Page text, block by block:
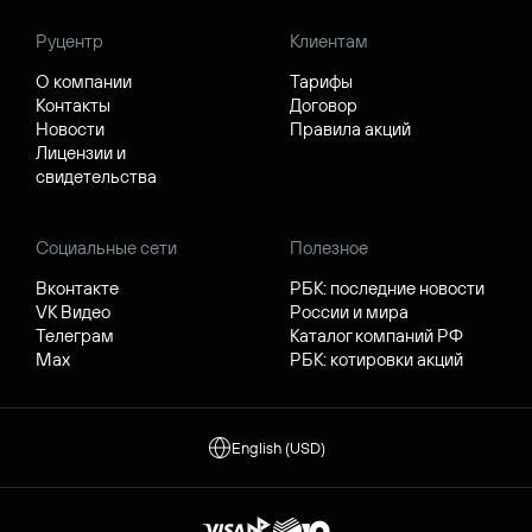
Руцентр
О компании
Контакты
Новости
Лицензии и
свидетельства
Клиентам
Тарифы
Договор
Правила акций
Социальные сети
Вконтакте
VK Видео
Телеграм
Max
Полезное
РБК: последние новости
России и мира
Каталог компаний РФ
РБК: котировки акций
English (USD)